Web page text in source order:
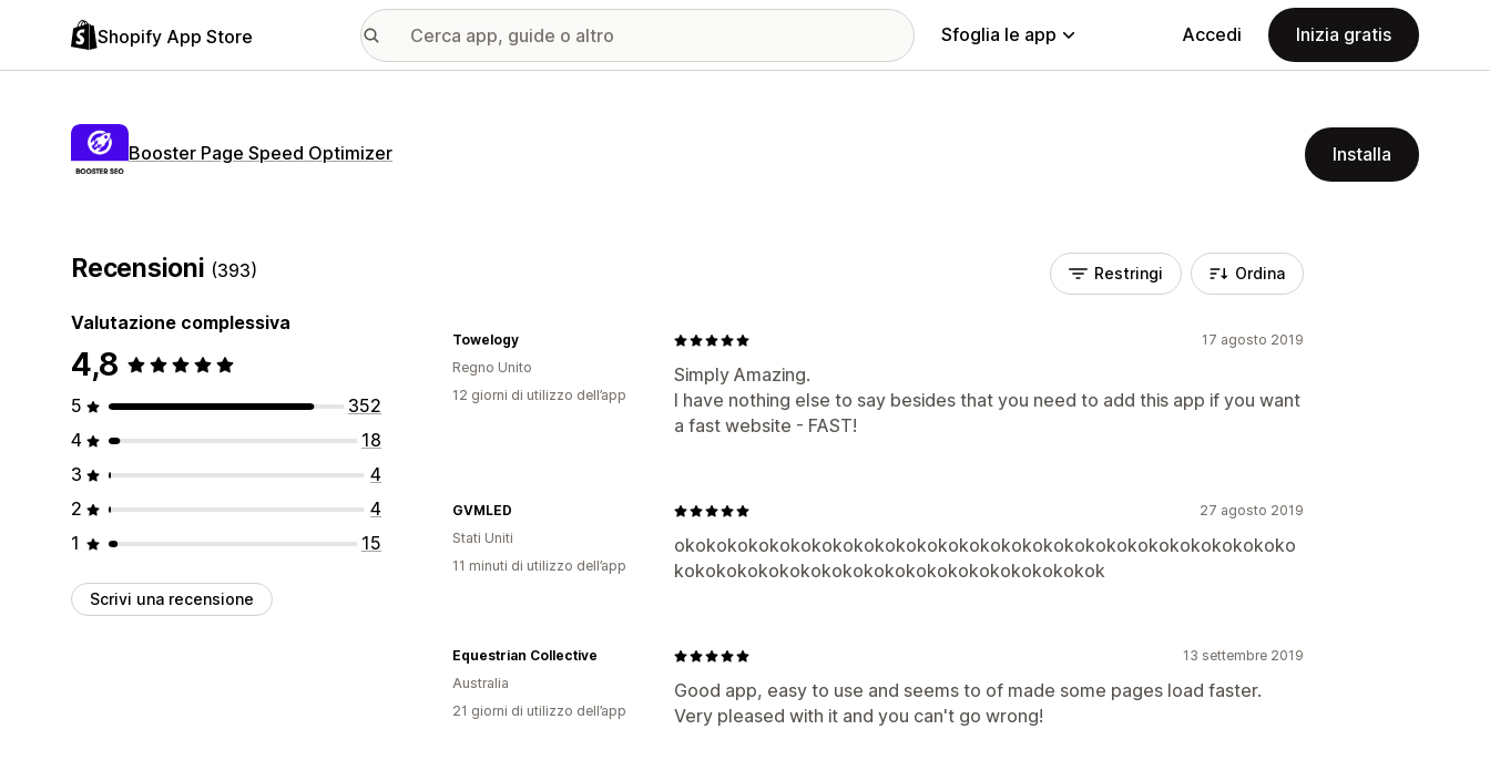
Shopify App Store Sfoglia le app Accedi Inizia gratis
Booster Page Speed Optimizer Installa
Recensioni (393)
Valutazione complessiva
4,8
5
352
4
18
3
4
2
4
1
15
Scrivi una recensione
Restringi Ordina
17 agosto 2019
Simply Amazing.
I have nothing else to say besides that you need to add this app if you want
a fast website - FAST!
Towelogy
Regno Unito
12 giorni di utilizzo dell’app
27 agosto 2019
okokokokokokokokokokokokokokokokokokokokokokokokokokokokoko
kokokokokokokokokokokokokokokokokokokokok
GVMLED
Stati Uniti
11 minuti di utilizzo dell’app
13 settembre 2019
Good app, easy to use and seems to of made some pages load faster.
Very pleased with it and you can't go wrong!
Equestrian Collective
Australia
21 giorni di utilizzo dell’app